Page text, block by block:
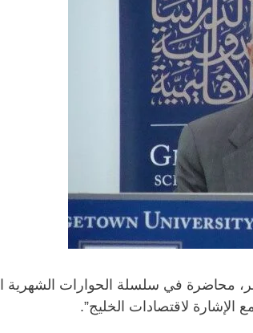
محاضرة في سلسلة الحوارات الشهرية
الإشارة لاقتصادات الخليج”.